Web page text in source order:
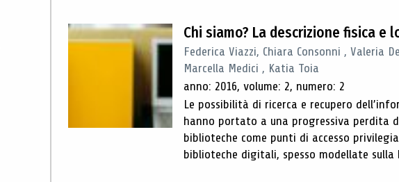
Chi siamo? La descrizione fisica e
Federica Viazzi, Chiara Consonni , Valeria
Marcella Medici , Katia Toia
anno: 2016, volume: 2, numero: 2
Le possibilità di ricerca e recupero
hanno portato a una progressiva perdita
biblioteche come punti di accesso
biblioteche digitali, spesso modellate sulla